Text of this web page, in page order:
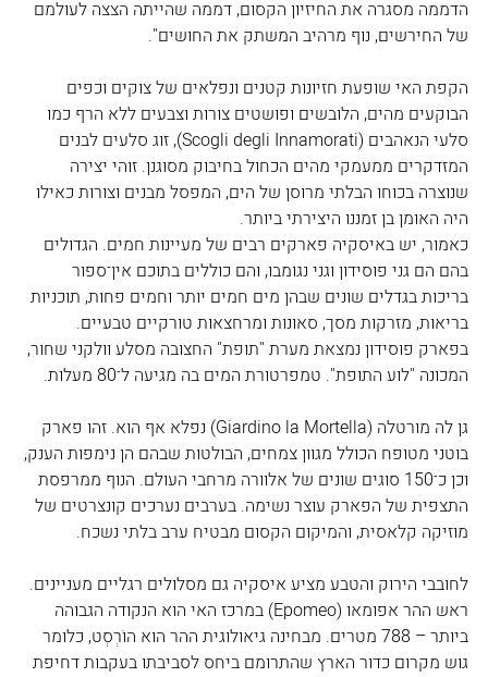
הדממה מסגרה את החיזיון הקסום, דממה שהייתה הצצה לעולמם
של החירשים, נוף מרהיב המשתק את החושים".
הקפת האי שופעת חזיונות קטנים ונפלאים של צוקים וכפים
הבוקעים מהים, הלובשים ופושטים צורות וצבעים ללא הרף כמו
סלעי הנאהבים (Scogli degli Innamorati), זוג סלעים לבנים
המזדקרים ממעמקי מהים הכחול בחיבוק מסוגנן. זוהי יצירה
שנוצרה בכוחו הבלתי מרוסן של הים, המפסל מבנים וצורות כאילו
היה האומן בן זמננו היצירתי ביותר.
כאמור, יש באיסקיה פארקים רבים של מעיינות חמים. הגדולים
בהם הם גני פוסידון וגני נגומבו, והם כוללים בתוכם אין־ספור
בריכות בגדלים שונים שבהן מים חמים יותר וחמים פחות, תוכניות
בריאות, מזרקות מסך, סאונות ומרחצאות טורקיים טבעיים.
בפארק פוסידון נמצאת מערת "תופת" החצובה מסלע וולקני שחור,
המכונה "לוע התופת". טמפרטורת המים בה מגיעה ל־80 מעלות.
גן לה מורטלה (Giardino la Mortella) נפלא אף הוא. זהו פארק
בוטני מטופח הכולל מגוון צמחים, הבולטות שבהם הן נימפות הענק,
וכן כ־150 סוגים שונים של אלוורה מרחבי העולם. הנוף ממרפסת
התצפית של הפארק עוצר נשימה. בערבים נערכים קונצרטים של
מוזיקה קלאסית, והמיקום הקסום מבטיח ערב בלתי נשכח.
לחובבי הירוק והטבע מציע איסקיה גם מסלולים רגליים מעניינים.
ראש ההר אפומאו (Epomeo) במרכז האי הוא הנקודה הגבוהה
ביותר – 788 מטרים. מבחינה גיאולוגית ההר הוא הוֹרְסְט, כלומר
גוש מקרום כדור הארץ שהתרומם ביחס לסביבתו בעקבות דחיפת